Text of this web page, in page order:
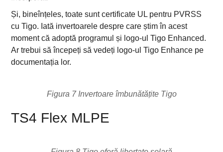
Și, bineînțeles, toate sunt certificate UL pentru PVRSS
cu Tigo. Iată invertoarele despre care știm în acest
moment că adoptă programul și logo-ul Tigo Enhanced.
Ar trebui să începeți să vedeți logo-ul Tigo Enhance pe
documentația lor.
Figura 7 Invertoare îmbunătățite Tigo
TS4 Flex MLPE